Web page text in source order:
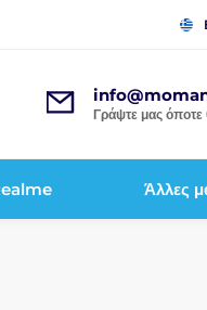
Γράψτε μας όποτε
Άλλες